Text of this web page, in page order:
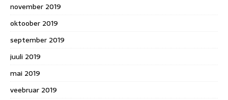
november 2019
oktoober 2019
september 2019
juuli 2019
mai 2019
veebruar 2019